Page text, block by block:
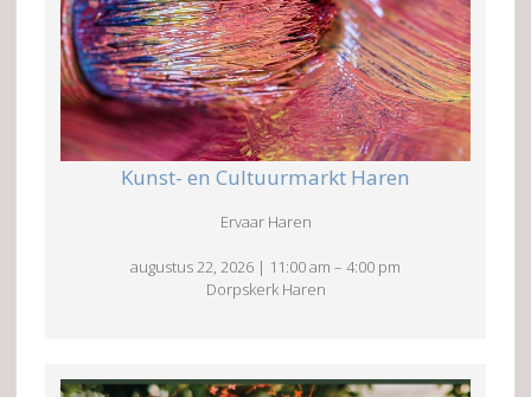
Kunst- en Cultuurmarkt Haren
Ervaar Haren
augustus 22, 2026 | 11:00 am – 4:00 pm
Dorpskerk Haren